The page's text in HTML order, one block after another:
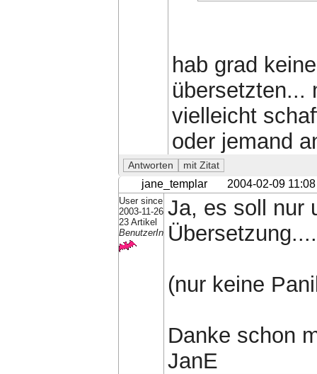
hab grad
übersetzten...
vielleicht
oder jemand
jane_templar 2004-02-09 11:08
User since
2003-11-26
23 Artikel
BenutzerIn
Ja, es soll nur
Übersetzung....
(nur keine
Danke schon
JanE